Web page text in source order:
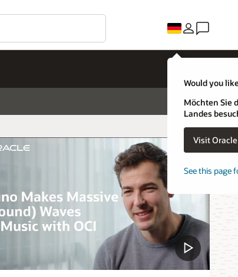
Would you
Möchten Sie
Landes
Visit
See this page